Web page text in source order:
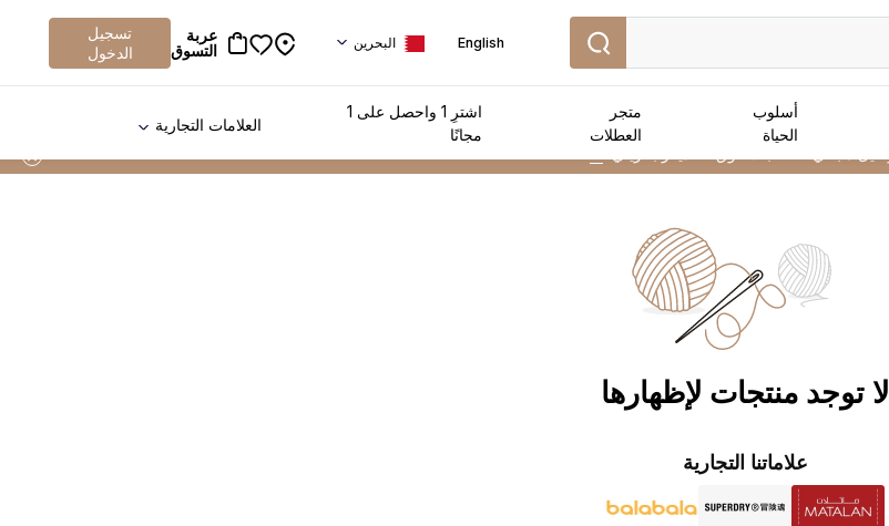
English البحرين
عربة
التسوق
تسجيل
الدخول
أسلوب
الحياة
متجر
العطلات
اشترِ 1 واحصل على 1
مجانًا
العلامات التجارية
لا توجد منتجات لإظهارها
علاماتنا التجارية